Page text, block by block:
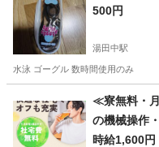
500円
湯田中駅
水泳 ゴーグル 数時間使用のみ
湯田中駅
≪寮無料・
の機械操作
時給1,600円